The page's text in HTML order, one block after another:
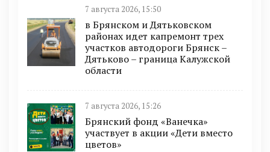
7 августа 2026, 15:50
в Брянском и Дятьковском
районах идет капремонт трех
участков автодороги Брянск –
Дятьково – граница Калужской
области
7 августа 2026, 15:26
Брянский фонд «Ванечка»
участвует в акции «Дети вместо
цветов»